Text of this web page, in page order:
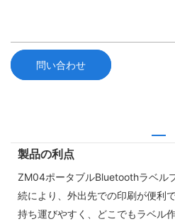
問い合わせ
製品の利点
ZM04ポータブルBluetoothラベル
続により、外出先での印刷が便利
持ち運びやすく、どこでもラベル